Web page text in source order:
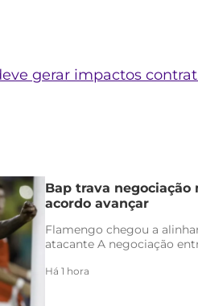
gerar impactos
Bap trava
acordo avançar
Flamengo chegou a
atacante A negociação
Há 1 hora